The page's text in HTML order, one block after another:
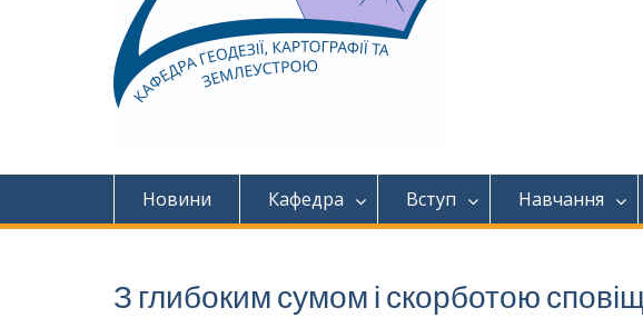
Новини Кафедра Вступ Навчання
З глибоким сумом і скорботою